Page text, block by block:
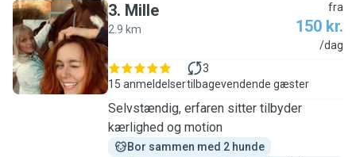
M
3. Mille
2.9 km
fra
150 kr.
/dag
15 anmeldelser
3
tilbagevendende gæster
Selvstændig, erfaren sitter tilbyder
kærlighed og motion
Bor sammen med 2 hunde